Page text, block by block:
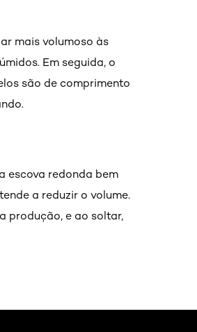
mais volumoso às
Em seguida, o
são de comprimento
escova redonda bem
a reduzir o volume.
produção, e ao soltar,